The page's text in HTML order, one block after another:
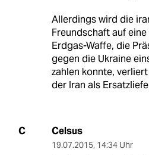
Allerdings wird die
Freundschaft auf
Erdgas-Waffe, die
gegen die Ukraine
zahlen konnte,
der Iran als
C Celsus
19.07.2015, 14:34 Uhr